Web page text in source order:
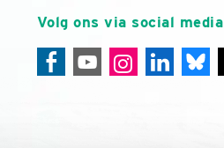
Volg ons via social media